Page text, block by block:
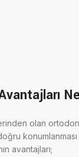
olan
avantajları;